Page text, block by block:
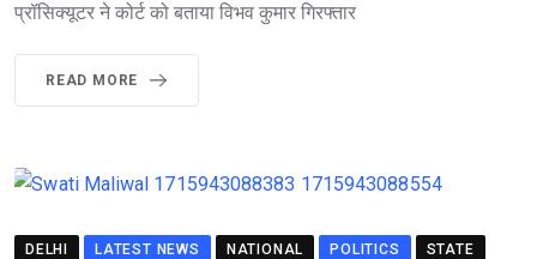
प्रॉसिक्यूटर ने कोर्ट को बताया विभव कुमार गिरफ्तार
READ MORE
DELHI LATEST NEWS NATIONAL POLITICS STATE